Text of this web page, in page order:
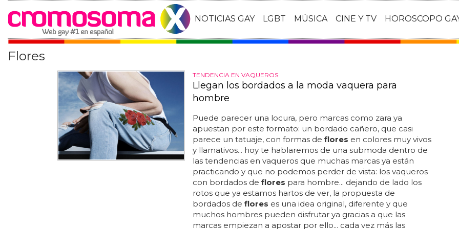
NOTICIAS GAY LGBT MÚSICA CINE Y TV HOROSCOPO
Flores
TENDENCIA EN VAQUEROS
Llegan los bordados a la moda vaquera para
hombre
Puede parecer una locura, pero marcas como zara ya
apuestan por este formato: un bordado cañero, que casi
parece un tatuaje, con formas de flores en colores muy vivos
y llamativos... hoy te hablaremos de una submoda dentro de
las tendencias en vaqueros que muchas marcas ya están
practicando y que no podemos perder de vista: los vaqueros
con bordados de flores para hombre... dejando de lado los
rotos que ya estamos hartos de ver, la propuesta de
bordados de flores es una idea original, diferente y que
muchos hombres pueden disfrutar ya gracias a que las
marcas empiezan a apostar por ello... cada vez más las